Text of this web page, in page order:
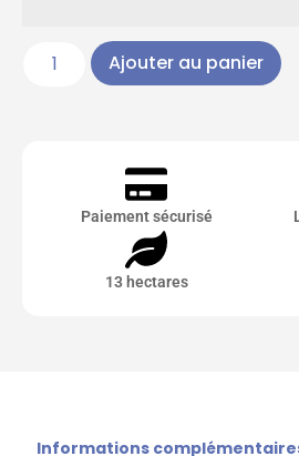
Ajouter au panier
Paiement sécurisé
13 hectares
Informations